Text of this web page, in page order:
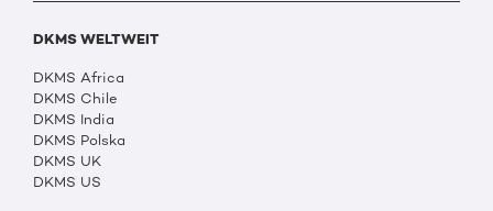
DKMS WELTWEIT
DKMS Africa
DKMS Chile
DKMS India
DKMS Polska
DKMS UK
DKMS US